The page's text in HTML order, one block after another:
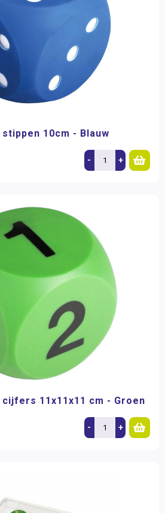
10cm - Blauw
- +
11x11x11 cm - Groen
- +